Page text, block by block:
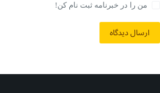
من را در خبرنامه ثبت نام کن!
ارسال دیدگاه